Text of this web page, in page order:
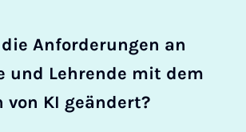
Anforderungen an
und Lehrende mit dem
von KI geändert?